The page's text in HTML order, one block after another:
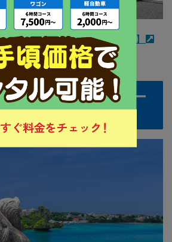
【Web予約で最大15%オフ】
のおすすめレンタカー
）